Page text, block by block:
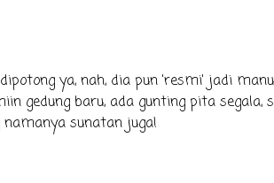
ya, nah, dia pun 'resmi' jadi
gedung baru, ada gunting pita segala,
sunatan juga!